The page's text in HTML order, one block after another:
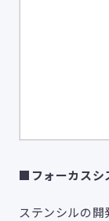
■フォーカスシ
ステンシルの